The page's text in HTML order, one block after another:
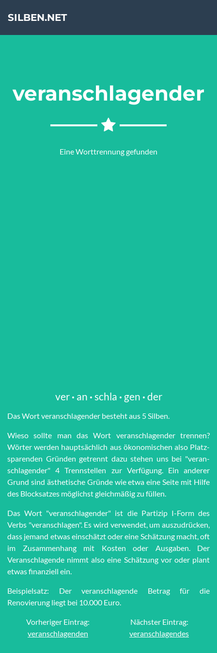
SILBEN.NET
veranschlagender
Eine Worttrennung gefunden
ver · an · schla · gen · der
Das Wort ver­an­schla­gen­der besteht aus 5 Silben.
Wieso sollte man das Wort ver­an­schla­gen­der trennen?
Wörter werden haupt­sächlich aus öko­no­mi­schen also Platz­
spar­en­den Grün­den getrennt dazu stehen uns bei "ver­an­
schla­gen­der" 4 Trenn­stel­len zur Ver­fü­gung. Ein anderer
Grund sind äs­the­tische Grün­de wie et­wa eine Seite mit Hilfe
des Block­satzes möglichst gleich­mä­ßig zu füllen.
Das Wort "veranschlagender" ist die Partizip I-Form des
Verbs "veranschlagen". Es wird verwendet, um auszudrücken,
dass jemand etwas einschätzt oder eine Schätzung macht, oft
im Zusammenhang mit Kosten oder Ausgaben. Der
Veranschlagende nimmt also eine Schätzung vor oder plant
etwas finanziell ein.
Beispielsatz: Der veranschlagende Betrag für die
Renovierung liegt bei 10.000 Euro.
Vorheriger Eintrag:
veranschlagenden
Nächster Eintrag:
veranschlagendes